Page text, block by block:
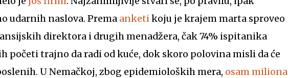
udarnih naslova. Prema anketikoju je krajem marta sproveo
direktora i drugih menadžera, čak 74% ispitanika
početi trajno da radi od kuće, dok skoro polovina misli da će
U Nemačkoj, zbog epidemioloških mera, osam miliona